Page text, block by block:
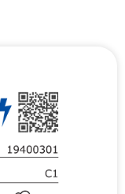
t
i
v
e
: